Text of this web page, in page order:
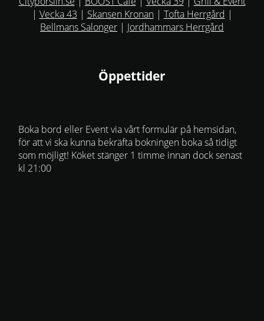
| Vecka 43 | Skansen Kronan| Tofta Herrgård |
Bellmans Salonger | Jordhammars Herrgård
Öppettider
Boka bord eller Event via vårt formulär på hemsidan,
för att vi ska kunna bekräfta bokningen boka så tidigt
som möjligt! Köket stänger 1 timme innan dock senast
kl 21:00